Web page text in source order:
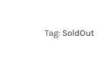
Tag: SoldOut